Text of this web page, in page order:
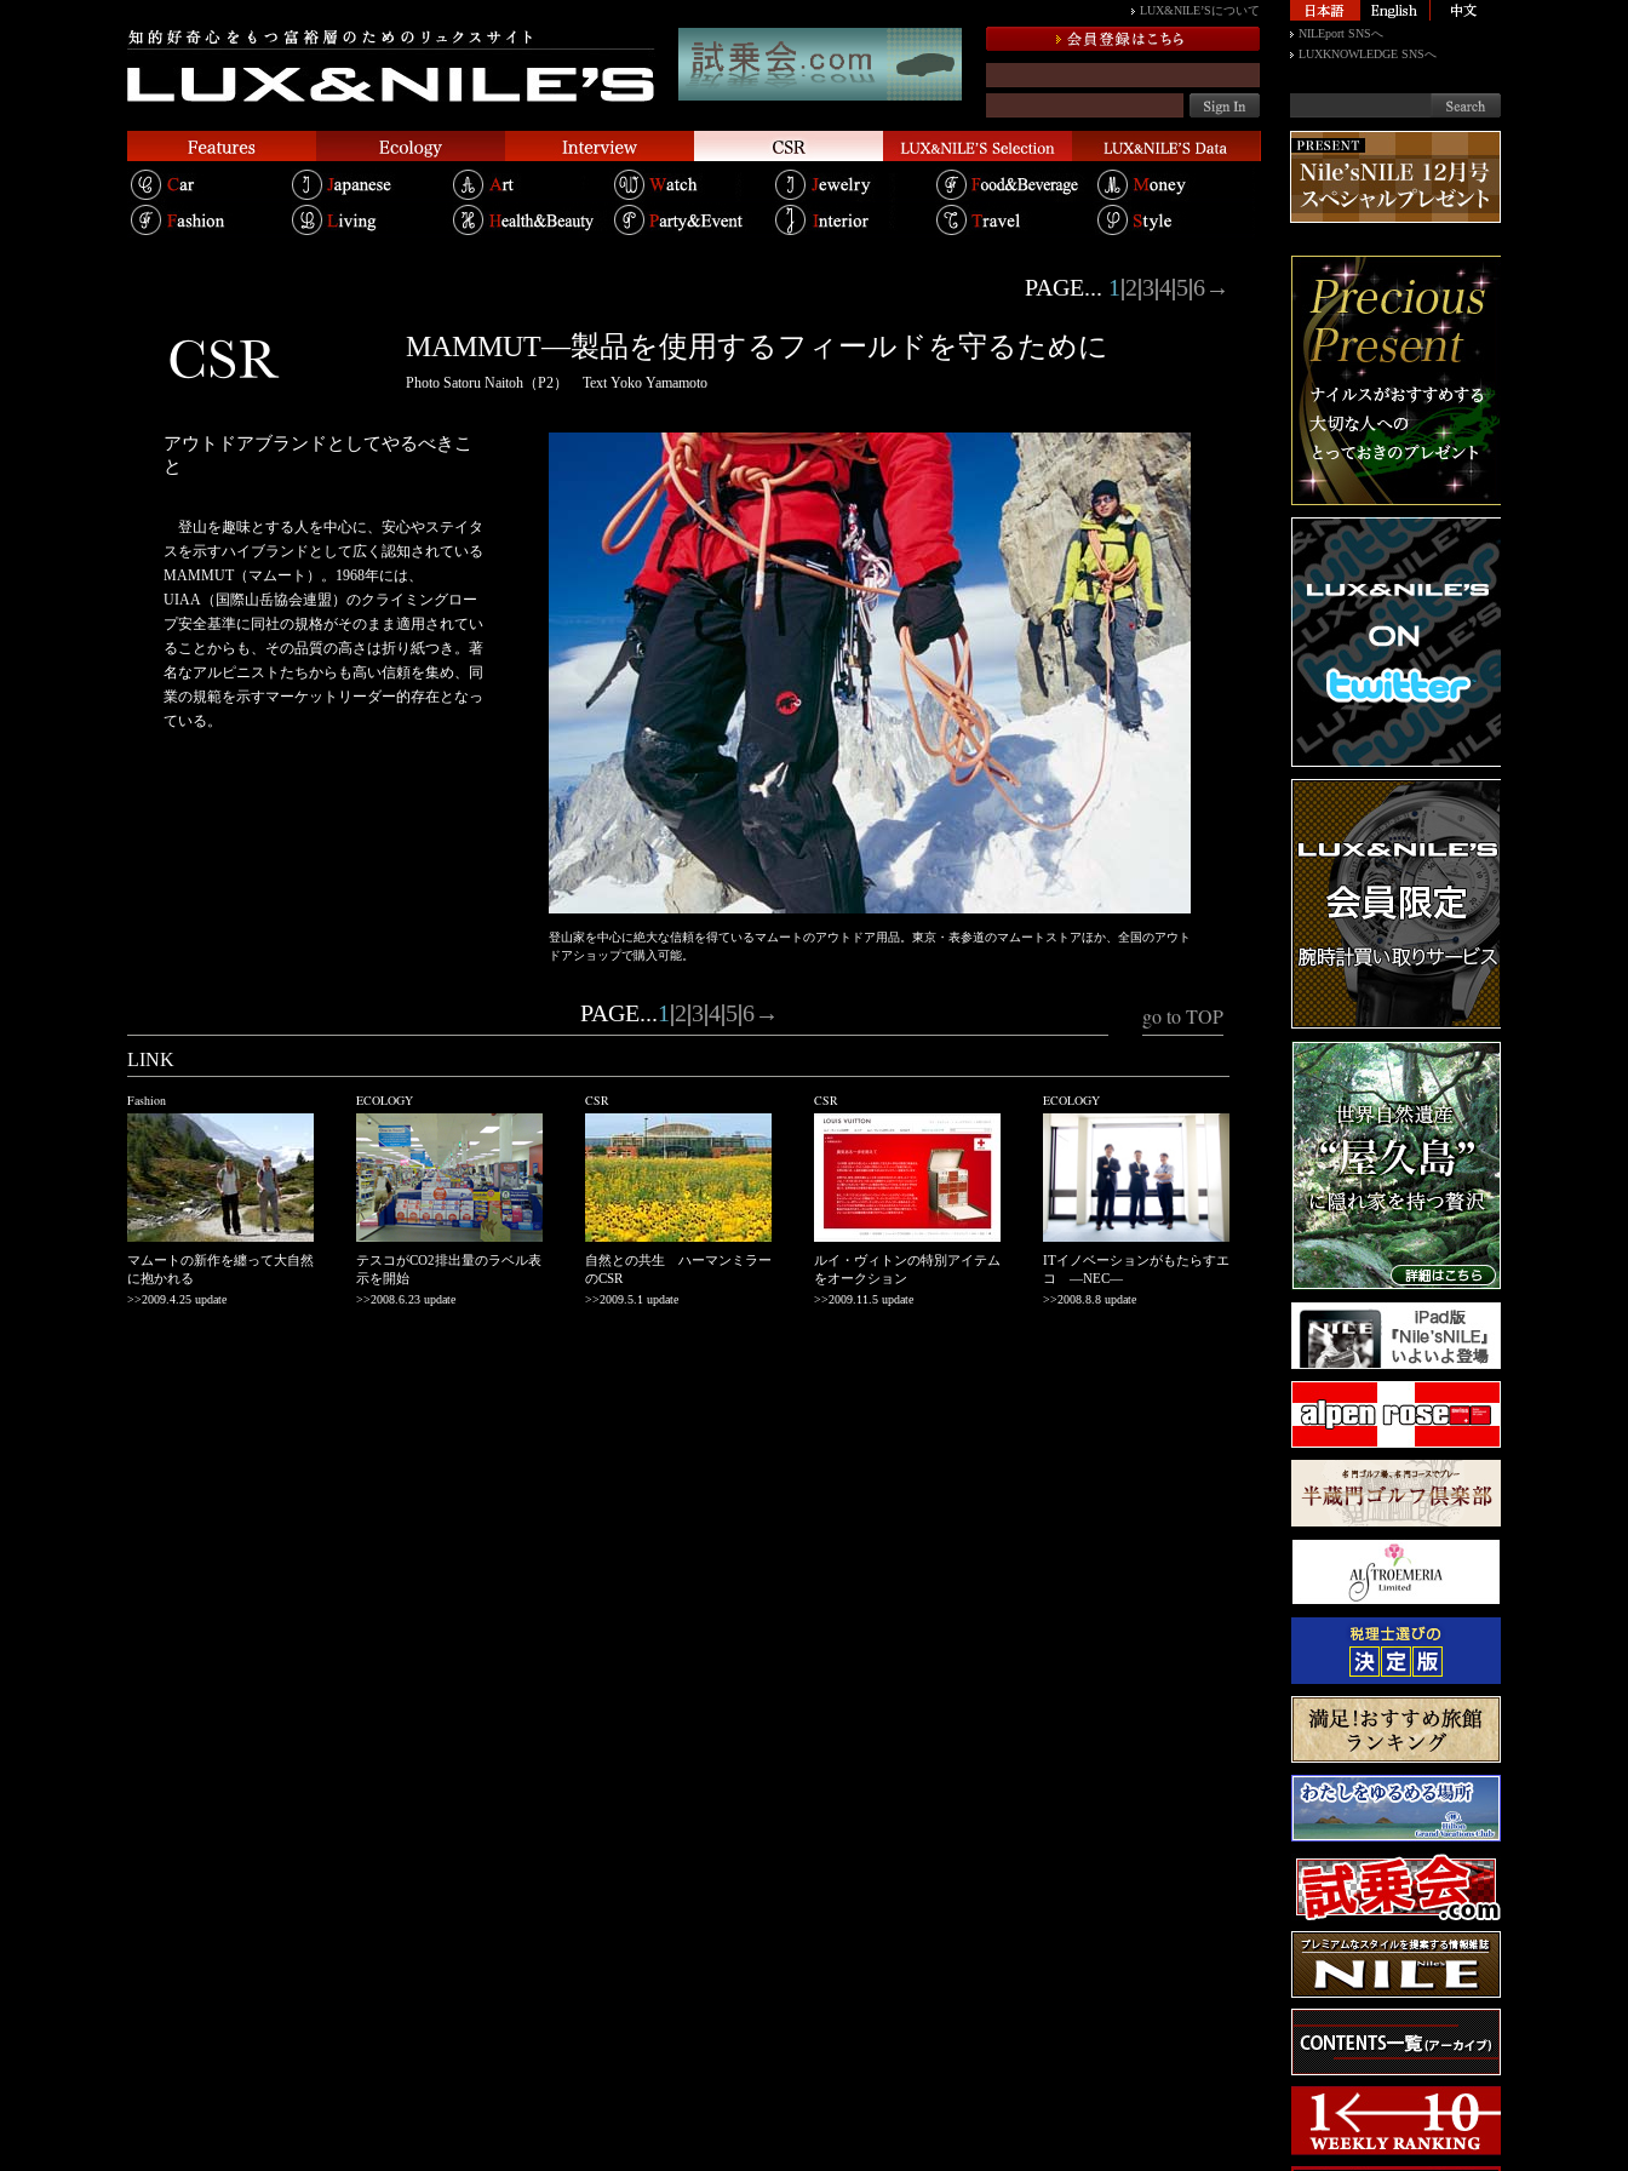
LUX&NILE’Sについて
NILEport SNSへ
LUXKNOWLEDGE SNSへ
PAGE... 1|2|3|4|5|6→
MAMMUT—製品を使用するフィールドを守るために
Photo Satoru Naitoh（P2） Text Yoko Yamamoto
アウトドアブランドとしてやるべきこ
と
登山を趣味とする人を中心に、安心やステイタ
スを示すハイブランドとして広く認知されている
MAMMUT（マムート）。1968年には、
UIAA（国際山岳協会連盟）のクライミングロー
プ安全基準に同社の規格がそのまま適用されてい
ることからも、その品質の高さは折り紙つき。著
名なアルピニストたちからも高い信頼を集め、同
業の規範を示すマーケットリーダー的存在となっ
ている。
登山家を中心に絶大な信頼を得ているマムートのアウトドア用品。東京・表参道のマムートストアほか、全国のアウト
ドアショップで購入可能。
go to TOP
PAGE...1|2|3|4|5|6→
LINK
Fashion
マムートの新作を纏って大自然
に抱かれる
>>2009.4.25 update
ECOLOGY
テスコがCO2排出量のラベル表
示を開始
>>2008.6.23 update
CSR
自然との共生 ハーマンミラー
のCSR
>>2009.5.1 update
CSR
ルイ・ヴィトンの特別アイテム
をオークション
>>2009.11.5 update
ECOLOGY
ITイノベーションがもたらすエ
コ —NEC—
>>2008.8.8 update